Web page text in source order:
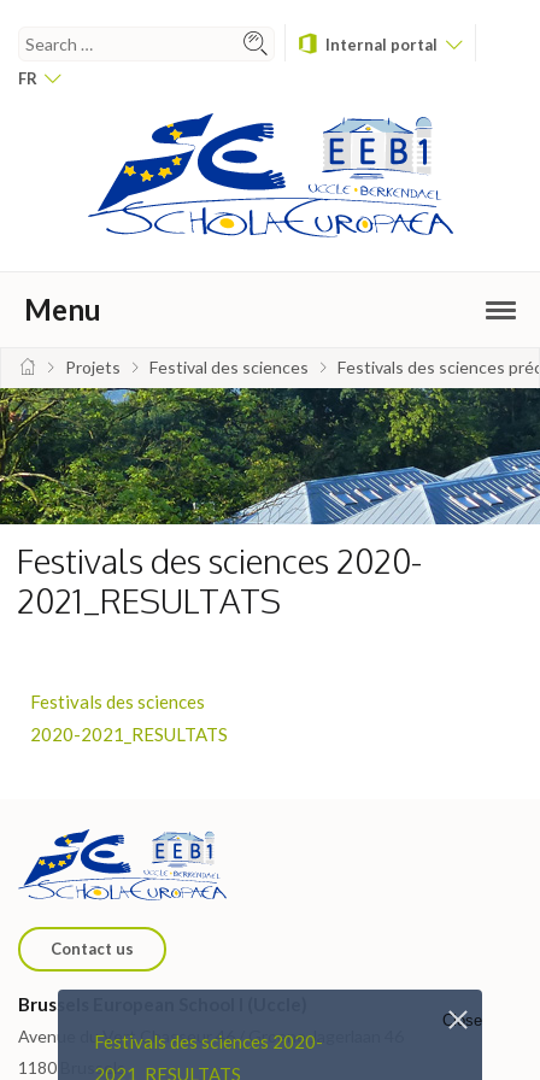
Internal portal
FR
Menu
Projets Festival des sciences Festivals des sciences
Festivals des sciences 2020-
2021_RESULTATS
Festivals des sciences
2020-2021_RESULTATS
Contact us
Brussels European School I (Uccle)
Avenue du Vert Chasseur 46 / Groene Jagerlaan 46
1180 Brussels
Festivals des sciences 2020-
2021_RESULTATS
Close